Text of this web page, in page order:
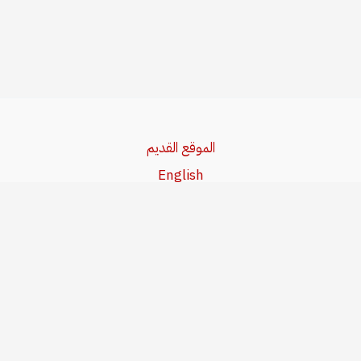
الموقع القديم
English